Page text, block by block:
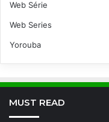
Web Série
Web Series
Yorouba
MUST READ